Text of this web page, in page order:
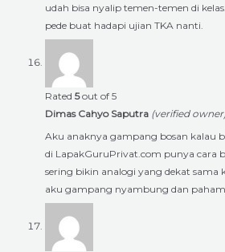
udah bisa nyalip temen-temen di
pede buat hadapi ujian TKA nanti.
Rated 5out of 5
Dimas Cahyo Saputra (verified
Aku anaknya gampang bosan kalau
di LapakGuruPrivat.com punya cara
sering bikin analogi yang dekat sama
aku gampang nyambung dan paham